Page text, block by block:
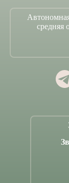
средняя